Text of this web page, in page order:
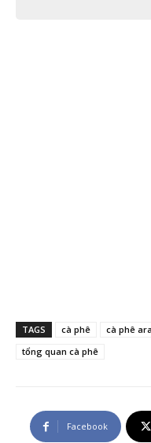
TAGS cà phê cà phê
tổng quan cà phê
Facebook